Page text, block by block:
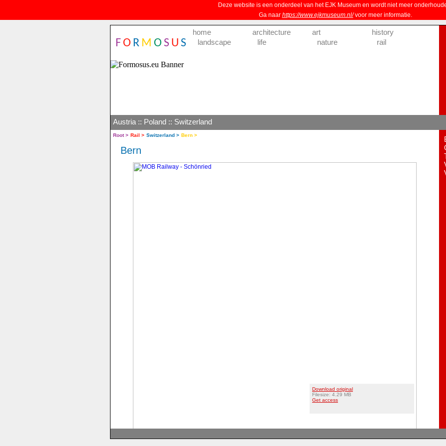
Deze website is een onderdeel van het EJK Museum en wordt niet meer
Ga naar https://www.ejkmuseum.nl/voor meer informatie.
FO R M O S U S
home architecture art
history
landscape
life nature rail
Austria :: Poland :: Switzerland
Root > Rail > Switzerland > Bern >
Bern
Download original
Filesize: 4.29 MB
Get access